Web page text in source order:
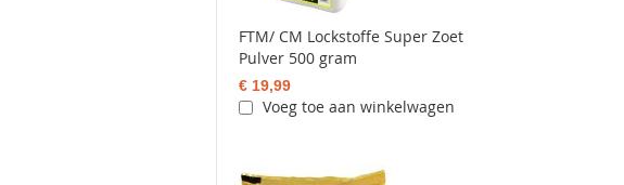
FTM/ CM Lockstoffe Super Zoet
Pulver 500 gram
€ 19,99
Voeg toe aan winkelwagen